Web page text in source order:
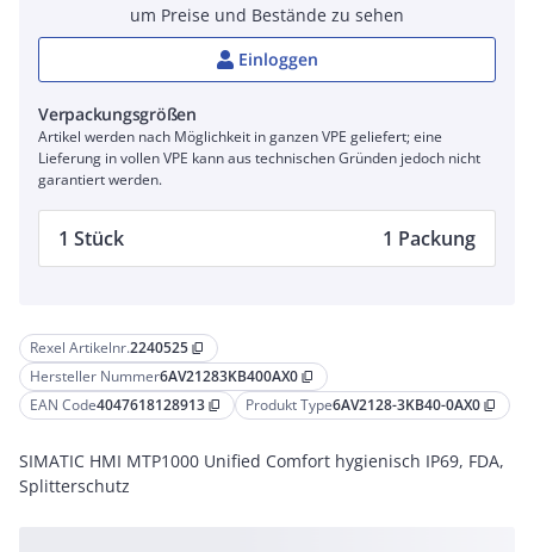
Rexel Artikelnr.2240525 content_copy
Hersteller Nummer6AV21283KB400AX0 content_copy
EAN Code4047618128913 content_copy Produkt Type6AV2128-3KB40-0AX0 content_copy
SIMATIC HMI MTP1000 Unified Comfort hygienisch IP69, FDA,
Splitterschutz
um Preise und Bestände zu sehen
Einloggen
Verpackungsgrößen
Artikel werden nach Möglichkeit in ganzen VPE geliefert; eine
Lieferung in vollen VPE kann aus technischen Gründen jedoch nicht
garantiert werden.
1 Stück 1 Packung